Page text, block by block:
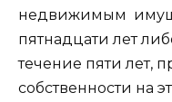
недвижимым
пятнадцати лет
течение пяти лет,
собственности на